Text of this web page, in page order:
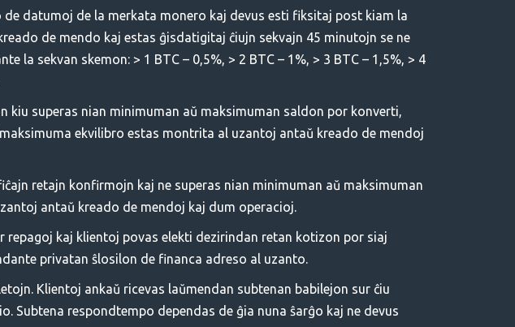
datumoj de la merkata monero kaj devus esti fiksitaj post kiam la
de mendo kaj estas ĝisdatigitaj ĉiujn sekvajn 45 minutojn se ne
sekvan skemon: > 1 BTC – 0,5%, > 2 BTC – 1%, > 3 BTC – 1,5%, > 4
kiu superas nian minimuman aŭ maksimuman saldon por konverti,
ekvilibro estas montrita al uzantoj antaŭ kreado de mendoj
retajn konfirmojn kaj ne superas nian minimuman aŭ maksimuman
antaŭ kreado de mendoj kaj dum operacioj.
kaj klientoj povas elekti dezirindan retan kotizon por siaj
privatan ŝlosilon de financa adreso al uzanto.
Klientoj ankaŭ ricevas laŭmendan subtenan babilejon sur ĉiu
Subtena respondtempo dependas de ĝia nuna ŝarĝo kaj ne devus